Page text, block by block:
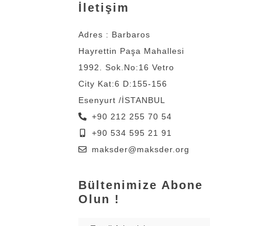
İletişim
Adres : Barbaros
Hayrettin Paşa Mahallesi
1992. Sok.No:16 Vetro
City Kat:6 D:155-156
Esenyurt /İSTANBUL
+90 212 255 70 54
+90 534 595 21 91
maksder@maksder.org
Bültenimize Abone
Olun !